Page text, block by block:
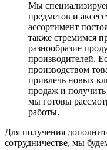
Мы
предметов и
ассортимент
также стремимся
разнообразие
производителей.
производством
привлечь новых
продаж и
мы готовы
работы.
Для получения
сотрудничестве, мы